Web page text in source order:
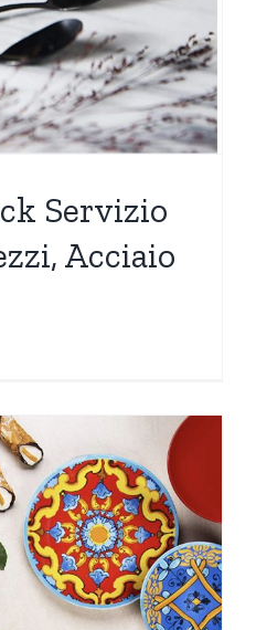
Servizio
Acciaio